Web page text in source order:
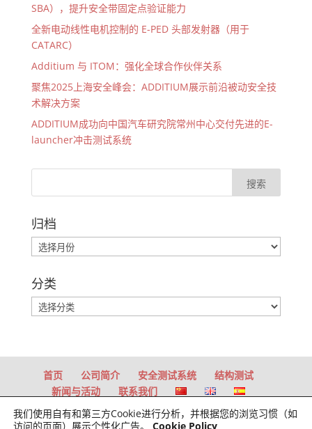
SBA），提升安全带固定点验证能力
全新电动线性电机控制的 E-PED 头部发射器（用于
CATARC）
Additium 与 ITOM：强化全球合作伙伴关系
聚焦2025上海安全峰会：ADDITIUM展示前沿被动安全技
术解决方案
ADDITIUM成功向中国汽车研究院常州中心交付先进的E-
launcher冲击测试系统
归档
归
档
分类
分
类
首页 公司简介 安全测试系统
结构测试
新闻与活动
联系我们
我们使用自有和第三方Cookie进行分析，并根据您的浏览习惯（如
访问的页面）展示个性化广告。
Cookie Policy